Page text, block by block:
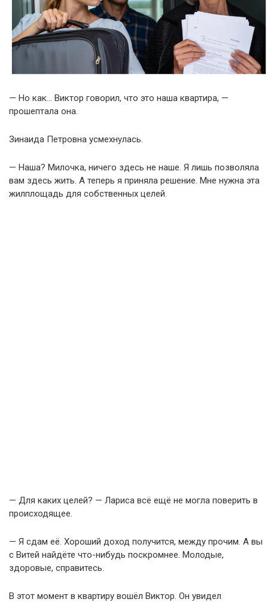
— Но как… Виктор говорил, что это наша квартира, —
прошептала она.
Зинаида Петровна усмехнулась.
— Наша? Милочка, ничего здесь не наше. Я лишь позволяла
вам здесь жить. А теперь я приняла решение. Мне нужна эта
жилплощадь для собственных целей.
— Для каких целей? — Лариса всё ещё не могла поверить в
происходящее.
— Я сдам её. Хороший доход получится, между прочим. А вы
с Витей найдёте что-нибудь поскромнее. Молодые,
здоровые, справитесь.
В этот момент в квартиру вошёл Виктор. Он увидел